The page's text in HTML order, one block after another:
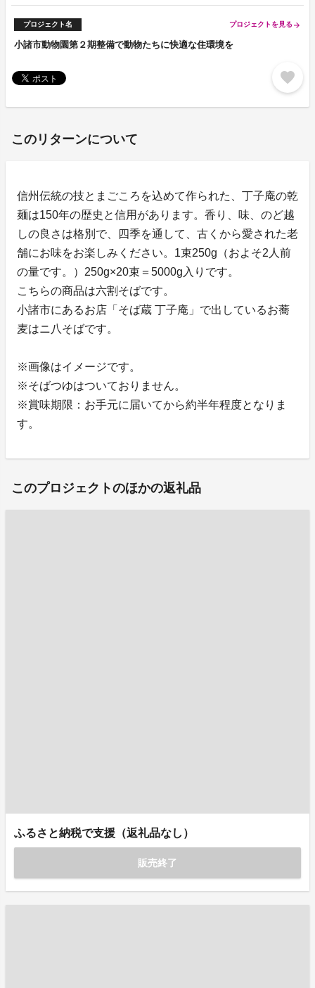
プロジェクト名 プロジェクトを見る arrow_forward
小諸市動物園第２期整備で動物たちに快適な住環境を
favorite
このリターンについて
信州伝統の技とまごころを込めて作られた、丁子庵の乾
麺は150年の歴史と信用があります。香り、味、のど越
しの良さは格別で、四季を通して、古くから愛された老
舗にお味をお楽しみください。1束250g（およそ2人前
の量です。）250g×20束＝5000g入りです。
こちらの商品は六割そばです。
小諸市にあるお店「そば蔵 丁子庵」で出しているお蕎
麦はニ八そばです。
※画像はイメージです。
※そばつゆはついておりません。
※賞味期限：お手元に届いてから約半年程度となりま
す。
このプロジェクトのほかの返礼品
ふるさと納税で支援（返礼品なし）
販売終了